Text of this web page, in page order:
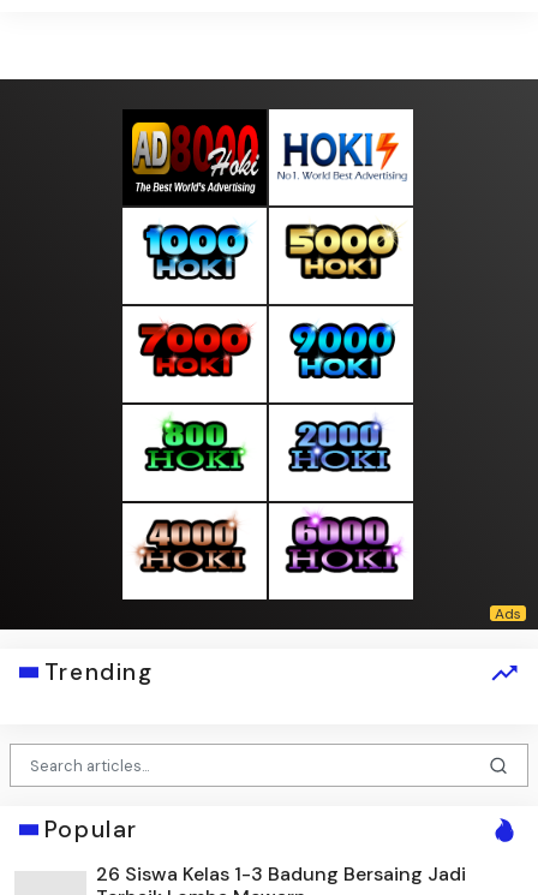
Trending
Popular
26 Siswa Kelas 1-3 Badung Bersaing Jadi